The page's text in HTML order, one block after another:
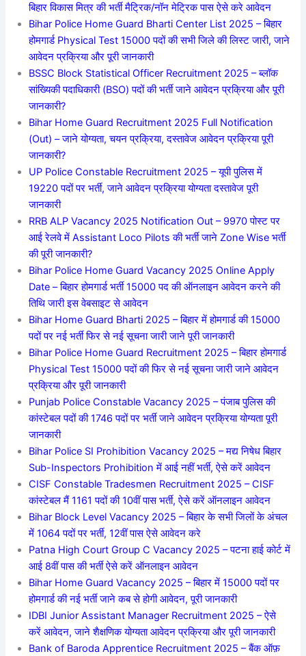
बिहार विकास मित्र की भर्ती मैट्रिक/नॉन मेट्रिक पास ऐसे करे आवेदन
Bihar Police Home Guard Bharti Center List 2025 – बिहार
होमगार्ड Physical Test 15000 पदों की सभी जिले की लिस्ट जारी, जाने
आवेदन प्रक्रिया और पूरी जानकारी
BSSC Block Statistical Officer Recruitment 2025 – ब्लॉक
सांख्यिकी पदाधिकारी (BSO) पदों की भर्ती जाने आवेदन प्रक्रिया और पूरी
जानकारी?
Bihar Home Guard Recruitment 2025 Full Notification
(Out) – जाने योग्यता, चयन प्रक्रिया, दस्तावेज आवेदन प्रक्रिया पूरी
जानकारी?
UP Police Constable Recruitment 2025 – यूपी पुलिस में
19220 पदों पर भर्ती, जाने आवेदन प्रक्रिया योग्यता दस्तावेज पूरी
जानकारी
RRB ALP Vacancy 2025 Notification Out – 9970 पोस्ट पर
आई रेलवे में Assistant Loco Pilots की भर्ती जाने Zone Wise भर्ती
की पूरी जानकारी?
Bihar Police Home Guard Vacancy 2025 Online Apply
Date – बिहार होमगार्ड भर्ती 15000 पद की ऑनलाइन आवेदन करने की
तिथि जारी इस वेबसाइट से आवेदन
Bihar Home Guard Bharti 2025 – बिहार में होमगार्ड की 15000
पदों पर नई भर्ती फिर से नई सूचना जारी जाने पूरी जानकारी
Bihar Police Home Guard Recruitment 2025 – बिहार होमगार्ड
Physical Test 15000 पदों की फिर से नई सूचना जारी जाने आवेदन
प्रक्रिया और पूरी जानकारी
Punjab Police Constable Vacancy 2025 – पंजाब पुलिस की
कांस्टेबल पदों की 1746 पदों पर भर्ती जाने आवेदन प्रक्रिया योग्यता पूरी
जानकारी
Bihar Police SI Prohibition Vacancy 2025 – मद्य निषेध बिहार
Sub-Inspectors Prohibition में आई नहीं भर्ती, ऐसे करें आवेदन
CISF Constable Tradesmen Recruitment 2025 – CISF
कांस्टेबल मैं 1161 पदों की 10वीं पास भर्ती, ऐसे करें ऑनलाइन आवेदन
Bihar Block Level Vacancy 2025 – बिहार के सभी जिलों के अंचल
में 1064 पदों पर भर्ती, 12वीं पास ऐसे आवेदन करे
Patna High Court Group C Vacancy 2025 – पटना हाई कोर्ट में
आई 8वीं पास की भर्ती ऐसे करें ऑनलाइन आवेदन
Bihar Home Guard Vacancy 2025 – बिहार में 15000 पदों पर
होमगार्ड की नई भर्ती जाने कब से होगी आवेदन, पूरी जानकारी
IDBI Junior Assistant Manager Recruitment 2025 – ऐसे
करें आवेदन, जाने शैक्षणिक योग्यता आवेदन प्रक्रिया और पूरी जानकारी
Bank of Baroda Apprentice Recruitment 2025 – बैंक ऑफ़